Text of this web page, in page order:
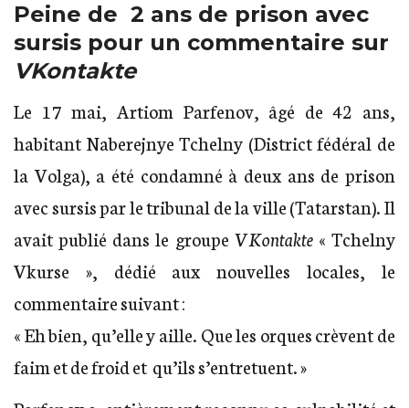
Peine de 2 ans de prison avec
sursis pour un commentaire sur
VKontakte
Le 17 mai, Artiom Parfenov, âgé de 42 ans,
habitant Naberejnye Tchelny (District fédéral de
la Volga), a été condamné à deux ans de prison
avec sursis par le tribunal de la ville (Tatarstan). Il
avait publié dans le groupe VKontakte« Tchelny
Vkurse », dédié aux nouvelles locales, le
commentaire suivant :
« Eh bien, qu’elle y aille. Que les orques crèvent de
faim et de froid et qu’ils s’entretuent. »